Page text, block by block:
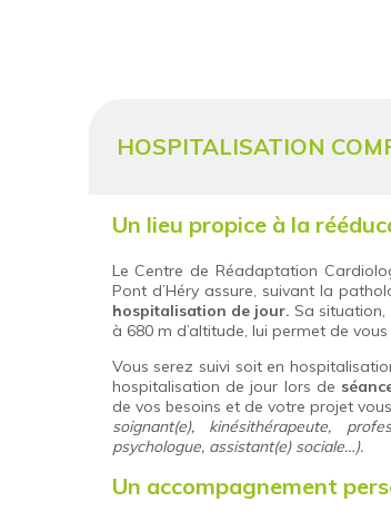
HOSPITALISATION
Un lieu propice à la
Le Centre de Réadaptation
Pont d’Héry assure, suivant la
hospitalisation de jour. Sa situation,
à 680 m d’altitude, lui permet de
Vous serez suivi soit en
hospitalisation de jour lors de
de vos besoins et de votre projet
soignant(e), kinésithérapeute,
psychologue, assistant(e) sociale…).
Un accompagnement